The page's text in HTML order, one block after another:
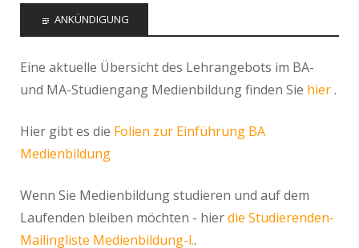
ANKÜNDIGUNG
Eine aktuelle Übersicht des Lehrangebots im BA-
und MA-Studiengang Medienbildung finden Sie hier.
Hier gibt es die Folien zur Einführung BA
Medienbildung
Wenn Sie Medienbildung studieren und auf dem
Laufenden bleiben möchten - hierdie Studierenden-
Mailingliste Medienbildung-l..